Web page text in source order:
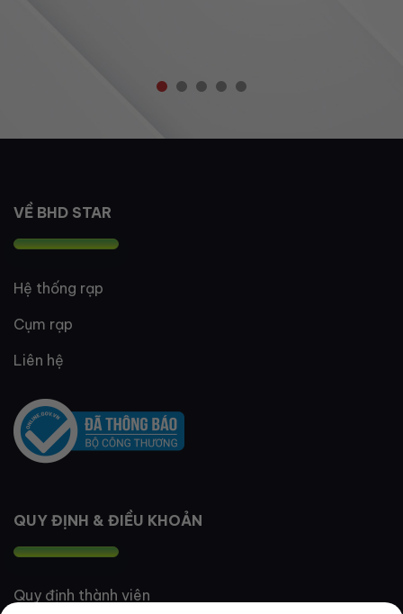
VỀ BHD STAR
Hệ thống rạp
Cụm rạp
Liên hệ
QUY ĐỊNH & ĐIỀU KHOẢN
Quy định thành viên